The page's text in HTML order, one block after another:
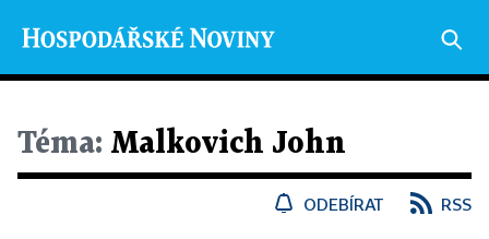
Téma: Malkovich John
ODEBÍRAT RSS